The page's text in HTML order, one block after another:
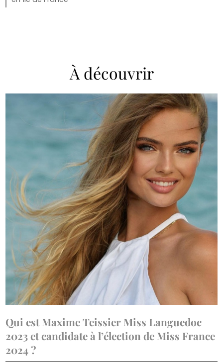
À découvrir
Qui est Maxime Teissier Miss Languedoc
2023 et candidate à l’élection de Miss France
2024 ?